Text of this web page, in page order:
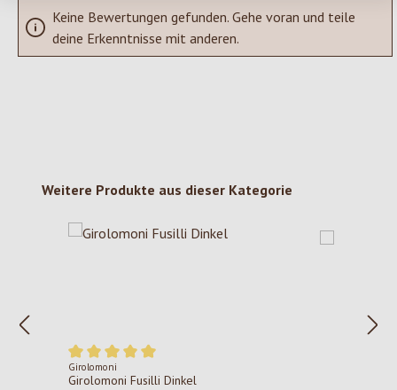
Keine Bewertungen gefunden. Gehe voran und teile
deine Erkenntnisse mit anderen.
Produktgalerie überspringen
Weitere Produkte aus dieser Kategorie
Durchschnittliche Bewertung von 5 von 5 Sternen
Girolomoni
Girolomoni Fusilli Dinkel